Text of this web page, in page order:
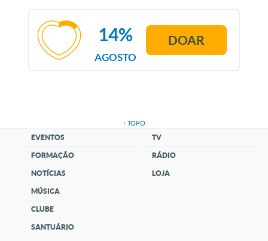
AGOSTO
14% DOAR
↑ TOPO
EVENTOS
FORMAÇÃO
NOTÍCIAS
MÚSICA
CLUBE
SANTUÁRIO
TV
RÁDIO
LOJA